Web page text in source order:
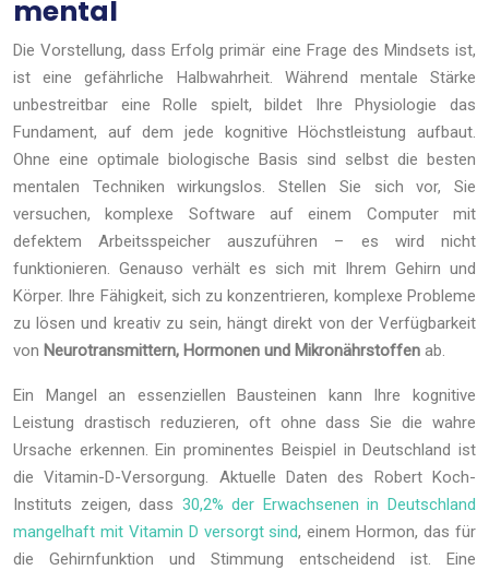
mental
Die Vorstellung, dass Erfolg primär eine Frage des Mindsets ist,
ist eine gefährliche Halbwahrheit. Während mentale Stärke
unbestreitbar eine Rolle spielt, bildet Ihre Physiologie das
Fundament, auf dem jede kognitive Höchstleistung aufbaut.
Ohne eine optimale biologische Basis sind selbst die besten
mentalen Techniken wirkungslos. Stellen Sie sich vor, Sie
versuchen, komplexe Software auf einem Computer mit
defektem Arbeitsspeicher auszuführen – es wird nicht
funktionieren. Genauso verhält es sich mit Ihrem Gehirn und
Körper. Ihre Fähigkeit, sich zu konzentrieren, komplexe Probleme
zu lösen und kreativ zu sein, hängt direkt von der Verfügbarkeit
von Neurotransmittern, Hormonen und Mikronährstoffen ab.
Ein Mangel an essenziellen Bausteinen kann Ihre kognitive
Leistung drastisch reduzieren, oft ohne dass Sie die wahre
Ursache erkennen. Ein prominentes Beispiel in Deutschland ist
die Vitamin-D-Versorgung. Aktuelle Daten des Robert Koch-
Instituts zeigen, dass 30,2% der Erwachsenen in Deutschland
mangelhaft mit Vitamin D versorgt sind, einem Hormon, das für
die Gehirnfunktion und Stimmung entscheidend ist. Eine